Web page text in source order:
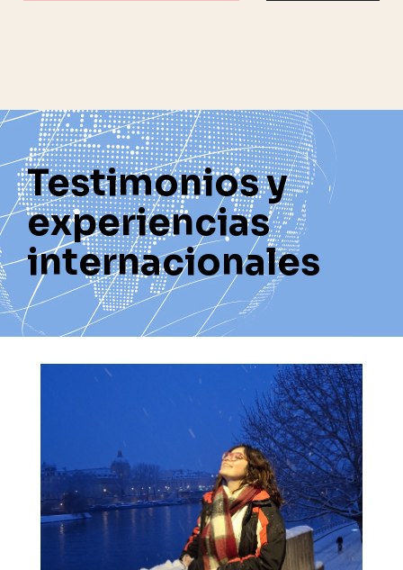
Testimonios y
experiencias
internacionales